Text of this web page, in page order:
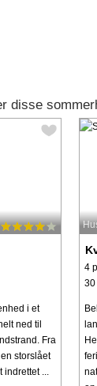
disse
i et
ned til
Fra
storslået
...
4
30